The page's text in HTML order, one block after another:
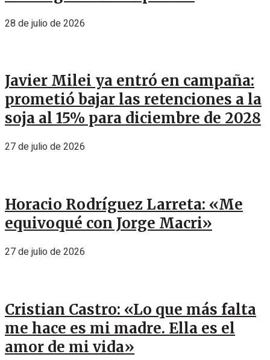
28 de julio de 2026
Javier Milei ya entró en campaña:
prometió bajar las retenciones a la
soja al 15% para diciembre de 2028
27 de julio de 2026
Horacio Rodríguez Larreta: «Me
equivoqué con Jorge Macri»
27 de julio de 2026
Cristian Castro: «Lo que más falta
me hace es mi madre. Ella es el
amor de mi vida»